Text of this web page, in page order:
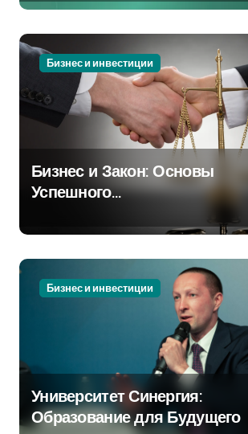
Бизнес и инвестиции
Бизнес и Закон: Основы
Успешного
Бизнес и инвестиции
Университет Синергия:
Образование для Будущего